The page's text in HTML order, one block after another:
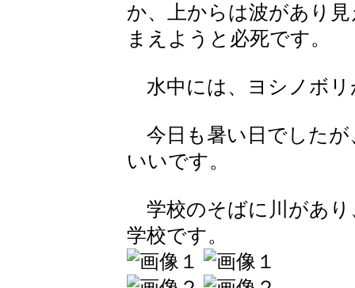
か、上からは波があり
まえようと必死です。
水中には、ヨシノボリ
今日も暑い日でしたが
いいです。
学校のそばに川があり
学校です。